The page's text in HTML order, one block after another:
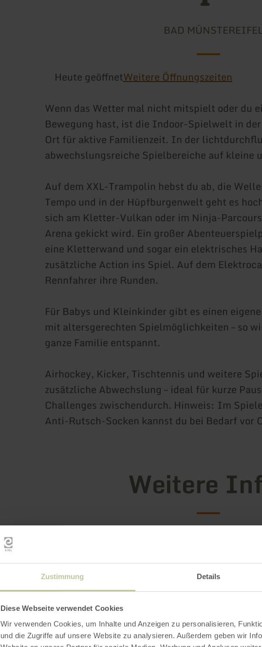
Zustimmung Details
Diese Webseite verwendet Cookies
Wir verwenden Cookies, um Inhalte und Anzeigen zu personalisieren,
und die Zugriffe auf unsere Website zu analysieren. Außerdem geben wir
BAD MÜNSTEREIFEL
Heute geöffnetWeitere Öffnungszeiten
Wenn das Wetter mal nicht mitspielt oder du
Bewegung hast, ist die Indoor-Spielwelt in
Ort für aktive Familienzeit. In der
abwechslungsreiche Spielbereiche auf kleine
Auf dem XXL-Trampolin hebst du ab, die
Tempo und in der Hüpfburgenwelt geht es
sich am Kletter-Vulkan oder im Ninja-
Arena gekickt wird. Ein großer
eine Kletterwand und sogar ein elektrisches
zusätzliche Action ins Spiel. Auf dem
Rennfahrer ihre Runden.
Für Babys und Kleinkinder gibt es einen
mit altersgerechten Spielmöglichkeiten – so
ganze Familie entspannt.
Airhockey, Kicker, Tischtennis und weitere
zusätzliche Abwechslung – ideal für kurze
Challenges zwischendurch. Hinweis: Im
Anti-Rutsch-Socken kannst du bei Bedarf vor
Weitere